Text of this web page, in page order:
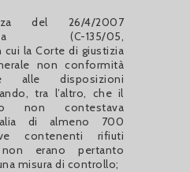
del 26/4/2007
Italia (C-135/05,
cui la Corte di giustizia
non conformità
alle disposizioni
tra l’altro, che il
non contestava
di almeno 700
contenenti rifiuti
erano pertanto
misura di controllo;